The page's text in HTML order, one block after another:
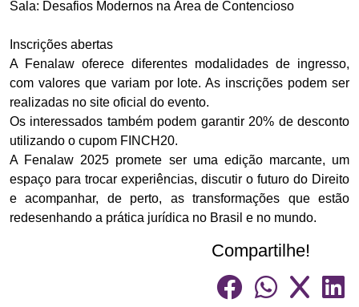
Sala: Desafios Modernos na Área de Contencioso
Inscrições abertas
A Fenalaw oferece diferentes modalidades de ingresso,
com valores que variam por lote. As inscrições podem ser
realizadas no site oficial do evento.
Os interessados também podem garantir 20% de desconto
utilizando o cupom FINCH20.
A Fenalaw 2025 promete ser uma edição marcante, um
espaço para trocar experiências, discutir o futuro do Direito
e acompanhar, de perto, as transformações que estão
redesenhando a prática jurídica no Brasil e no mundo.
Compartilhe!